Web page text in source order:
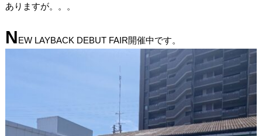
ありますが。。。
NEW LAYBACK DEBUT FAIR開催中です。